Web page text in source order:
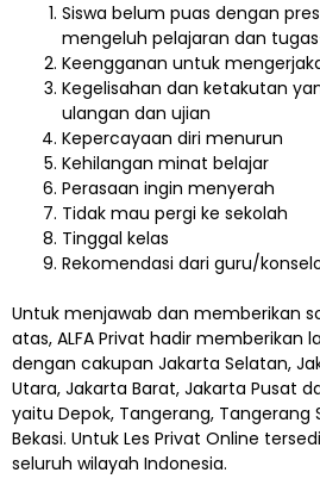
Siswa belum puas dengan
mengeluh pelajaran dan
Keengganan untuk
Kegelisahan dan ketakutan
ulangan dan ujian
Kepercayaan diri menurun
Kehilangan minat belajar
Perasaan ingin menyerah
Tidak mau pergi ke sekolah
Tinggal kelas
Rekomendasi dari guru/
Untuk menjawab dan memberikan
atas, ALFA Privat hadir memberikan
dengan cakupan Jakarta Selatan,
Utara, Jakarta Barat, Jakarta Pusat
yaitu Depok, Tangerang, Tangerang
Bekasi. Untuk Les Privat Online
seluruh wilayah Indonesia.